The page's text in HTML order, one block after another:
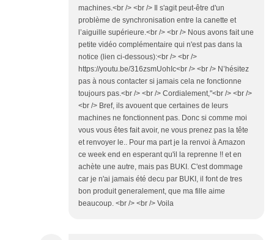
machines.<br /> <br /> Il s'agit peut-être d'un
problème de synchronisation entre la canette et
l’aiguille supérieure.<br /> <br /> Nous avons fait une
petite vidéo complémentaire qui n'est pas dans la
notice (lien ci-dessous):<br /> <br />
https://youtu.be/316zsmUohIc<br /> <br /> N’hésitez
pas à nous contacter si jamais cela ne fonctionne
toujours pas.<br /> <br /> Cordialement,"<br /> <br />
<br /> Bref, ils avouent que certaines de leurs
machines ne fonctionnent pas. Donc si comme moi
vous vous êtes fait avoir, ne vous prenez pas la tête
et renvoyer le.. Pour ma part je la renvoi à Amazon
ce week end en esperant qu'il la reprenne !! et en
achète une autre, mais pas BUKI. C'est dommage
car je n'ai jamais été decu par BUKI, il font de tres
bon produit generalement, que ma fille aime
beaucoup. <br /> <br /> Voila